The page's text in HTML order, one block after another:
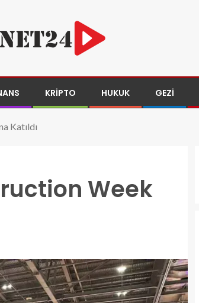
KRIPTO HUKUK GEZI
Katıldı
Week